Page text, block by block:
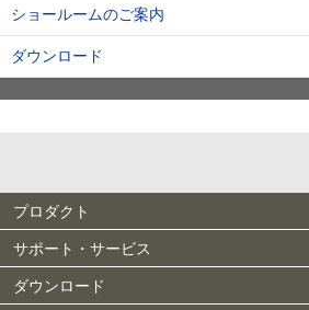
ショールームのご案内
ダウンロード
プロダクト
サポート・サービス
ダウンロード